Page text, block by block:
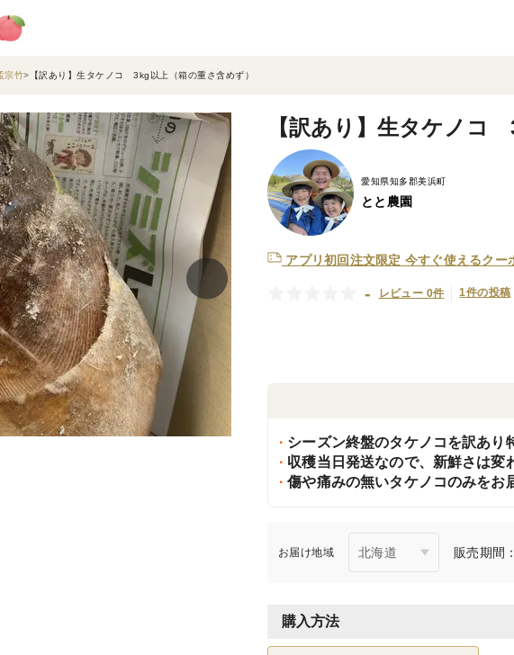
宗竹 【訳あり】生タケノコ 3kg以上（箱の重さ含めず）
【訳あり】生タケノコ
愛知県知多郡美浜町
とと農園
アプリ初回注文限定 今すぐ使えるクー
- レビュー 0件 1件の投稿
シーズン終盤のタケノコを訳あり
収穫当日発送なので、新鮮さは変
傷や痛みの無いタケノコのみをお
お届け地域 販売期間
購入方法